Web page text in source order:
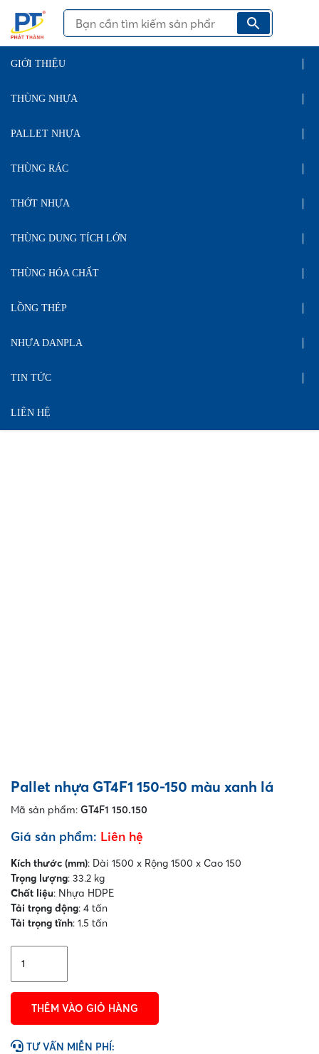
GIỚI THIỆU
THÙNG NHỰA
PALLET NHỰA
THÙNG RÁC
THỚT NHỰA
THÙNG DUNG TÍCH LỚN
THÙNG HÓA CHẤT
LỒNG THÉP
NHỰA DANPLA
TIN TỨC
LIÊN HỆ
Pallet nhựa GT4F1 150-150 màu xanh lá
Mã sản phẩm: GT4F1 150.150
Giá sản phẩm: Liên hệ
Kích thước (mm): Dài 1500 x Rộng 1500 x Cao 150
Trọng lượng: 33.2 kg
Chất liệu: Nhựa HDPE
Tải trọng động: 4 tấn
Tải trọng tĩnh: 1.5 tấn
nhựa
GT4F1
150-
màu
xanh
THÊM VÀO GIỎ HÀNG
TƯ VẤN MIỄN PHÍ: